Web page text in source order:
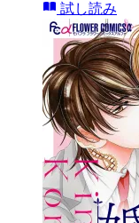
試し読み